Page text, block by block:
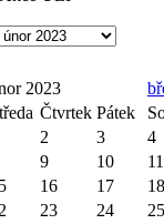
2023
Čtvrtek Pátek
2 3
4
9 10
11
16 17
18
23 24
25